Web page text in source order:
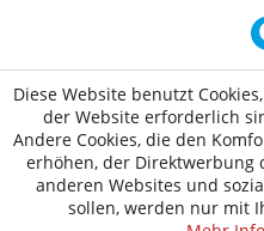
Diese Website benutzt
der Website erforderlich
Andere Cookies, die den
erhöhen, der
anderen Websites und
sollen, werden nur mit